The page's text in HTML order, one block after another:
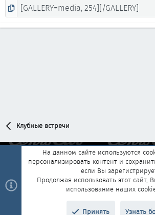
Клубные встречи
Обратная связь
Условия и правила
Политика конфиденциальности
Помощь
®
На данном сайте используются
персонализировать контент и
если Вы
Продолжая использовать этот сайт,
использование наших
Принять Узнать